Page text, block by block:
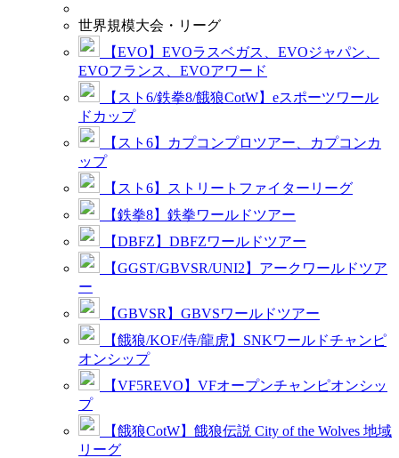
世界規模大会・リーグ
【EVO】EVOラスベガス、EVOジャパン、
EVOフランス、EVOアワード
【スト6/鉄拳8/餓狼CotW】eスポーツワール
ドカップ
【スト6】カプコンプロツアー、カプコンカ
ップ
【スト6】ストリートファイターリーグ
【鉄拳8】鉄拳ワールドツアー
【DBFZ】DBFZワールドツアー
【GGST/GBVSR/UNI2】アークワールドツア
ー
【GBVSR】GBVSワールドツアー
【餓狼/KOF/侍/龍虎】SNKワールドチャンピ
オンシップ
【VF5REVO】VFオープンチャンピオンシッ
プ
【餓狼CotW】餓狼伝説 City of the Wolves 地域
リーグ